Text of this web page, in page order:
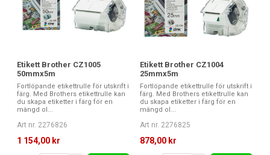
Etikett Brother CZ1005
50mmx5m
Fortlöpande etikettrulle för utskrift i
färg. Med Brothers etikettrulle kan
du skapa etiketter i färg för en
mängd ol...
Art nr. 2276826
1 154,00 kr
Etikett Brother CZ1004
25mmx5m
Fortlöpande etikettrulle för utskrift i
färg. Med Brothers etikettrulle kan
du skapa etiketter i färg för en
mängd ol...
Art nr. 2276825
878,00 kr